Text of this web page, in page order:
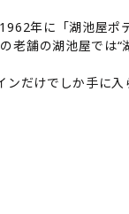
年に「湖池屋
舗の湖池屋では“
だけでしか手に